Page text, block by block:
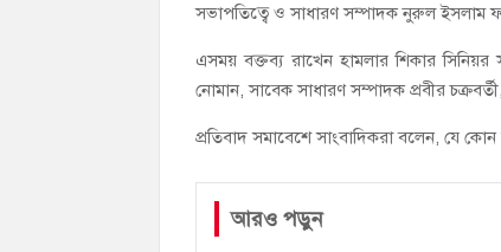
সভাপতিত্বে ও সাধারণ সম্পাদক নুরুল ইসলাম
এসময় বক্তব্য রাখেন হামলার শিকার সিনিয়র
নোমান, সাবেক সাধারণ সম্পাদক প্রবীর
প্রতিবাদ সমাবেশে সাংবাদিকরা বলেন, যে কোন
আরও পড়ুন